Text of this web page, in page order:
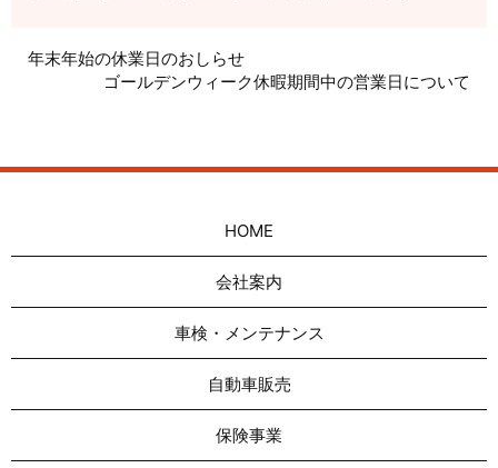
年末年始の休業日のおしらせ
ゴールデンウィーク休暇期間中の営業日について
HOME
会社案内
車検・メンテナンス
自動車販売
保険事業